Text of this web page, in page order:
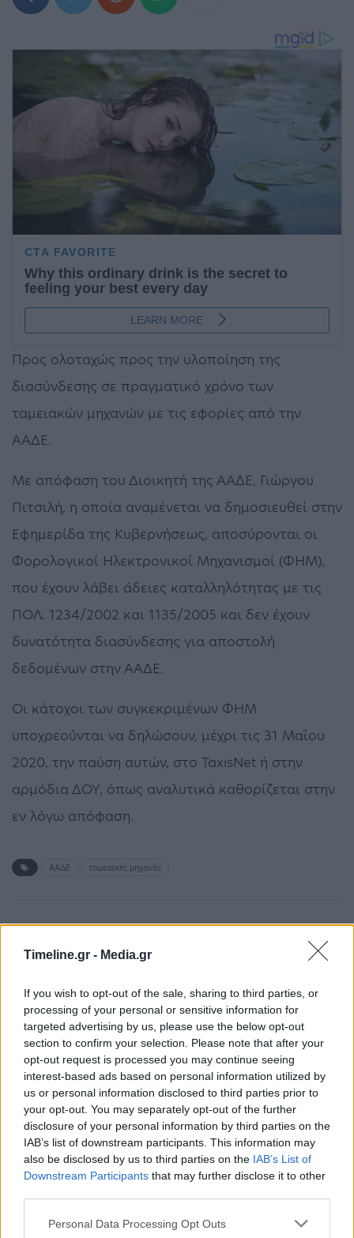
Timeline.gr - Media.gr
If you wish to opt-out of the sale, sharing to third parties, or
processing of your personal or sensitive information for
targeted advertising by us, please use the below opt-out
section to confirm your selection. Please note that after your
opt-out request is processed you may continue seeing
interest-based ads based on personal information utilized by
us or personal information disclosed to third parties prior to
your opt-out. You may separately opt-out of the further
disclosure of your personal information by third parties on the
IAB’s list of downstream participants. This information may
also be disclosed by us to third parties on the IAB’s List of
Downstream Participants that may further disclose it to other
Personal Data Processing Opt Outs
Προς ολοταχώς προς την υλοποίηση της
διασύνδεσης σε πραγματικό χρόνο των
ταμειακών μηχανών με τις εφορίες από την
ΑΑΔΕ.
Με απόφαση του Διοικητή της ΑΑΔΕ, Γιώργου
Πιτσιλή, η οποία αναμένεται να δημοσιευθεί στην
Εφημερίδα της Κυβερνήσεως, αποσύρονται οι
Φορολογικοί Ηλεκτρονικοί Μηχανισμοί (ΦΗΜ),
που έχουν λάβει άδειες καταλληλότητας με τις
ΠΟΛ. 1234/2002 και 1135/2005 και δεν έχουν
δυνατότητα διασύνδεσης για αποστολή
δεδομένων στην ΑΑΔΕ.
Οι κάτοχοι των συγκεκριμένων ΦΗΜ
υποχρεούνται να δηλώσουν, μέχρι τις 31 Μαΐου
2020, την παύση αυτών, στο TaxisNet ή στην
αρμόδια ΔΟΥ, όπως αναλυτικά καθορίζεται στην
εν λόγω απόφαση.
ΑΑΔΕ ταμειακές μηχανές
ΠΡΟΗΓΟΎΜΕΝΟ ΆΡΘΡΟ
Η Ελλάδα στη διάσκεψη
του Βερολίνου μέσω…
απαντάει δια της
διπλωματίας
ΕΠΌΜΕΝΟ ΆΡΘΡΟ
«Παρατηρητήριο» ΝΔ: Οι
Μπορεί επίσης να σε ενδιαφέρει
ΟΙΚΟΝΟΜΊΑ HISTORY & CULTURE